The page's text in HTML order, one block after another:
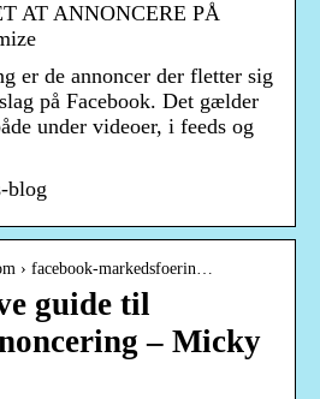
AT ANNONCERE PÅ
er de annoncer der fletter sig
på Facebook. Det gælder
under videoer, i feeds og
blog
› facebook-markedsfoerin…
guide til
– Micky